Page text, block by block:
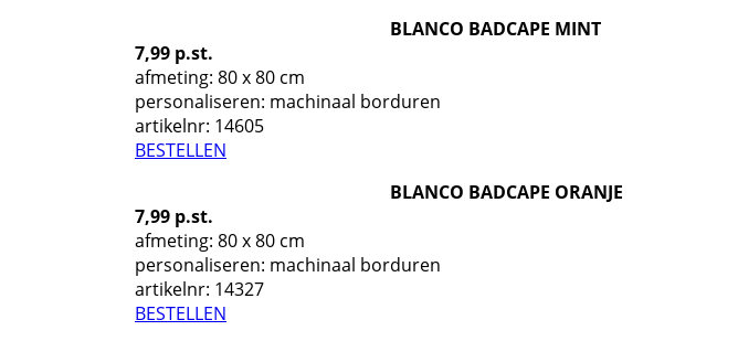
BLANCO BADCAPE MINT
7,99 p.st.
afmeting: 80 x 80 cm
personaliseren: machinaal borduren
artikelnr: 14605
BESTELLEN
BLANCO BADCAPE ORANJE
7,99 p.st.
afmeting: 80 x 80 cm
personaliseren: machinaal borduren
artikelnr: 14327
BESTELLEN